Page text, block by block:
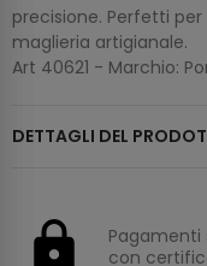
precisione. Perfetti
maglieria artigianale.
Art 40621 - Marchio:
DETTAGLI DEL
Pagamenti
con